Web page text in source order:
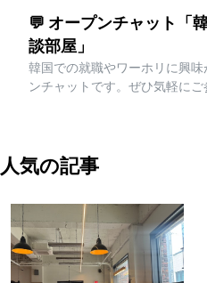
💬 オープンチャット「
談部屋」
韓国での就職やワーホリに興
ンチャットです。ぜひ気軽にご
人気の記事